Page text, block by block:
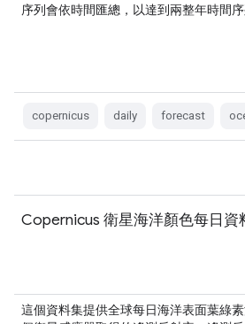
序列會依時間匯總，以達到兩整年時間序
copernicus daily forecast
Copernicus 衛星海洋顏色每日資
這個資料集提供全球每日海洋表面葉綠